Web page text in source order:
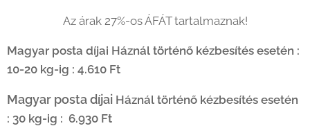
Az árak 27%-os ÁFÁT tartalmaznak!
Magyar posta díjai Háznál történő kézbesítés esetén :
10-20 kg-ig : 4.610 Ft
Magyar posta díjai Háznál történő kézbesítés esetén
: 30 kg-ig : 6.930 Ft